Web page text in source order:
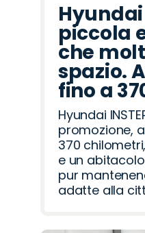
piccola
che
spazio.
fino a
Hyundai
promozione,
370
e un
pur
adatte alla